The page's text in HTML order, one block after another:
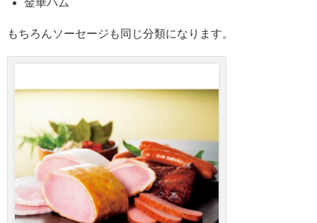
もちろんソーセージも同じ分類になります。